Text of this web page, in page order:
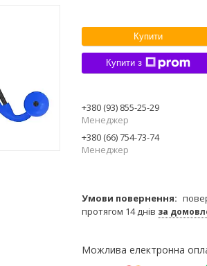
Купити
Купити з
+380 (93) 855-25-29
Менеджер
+380 (66) 754-73-74
Менеджер
протягом 14 днів за